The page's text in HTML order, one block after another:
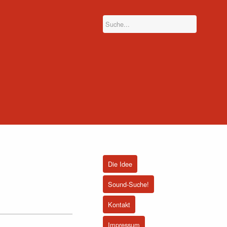
Die Idee
Sound-Suche!
Kontakt
Impressum